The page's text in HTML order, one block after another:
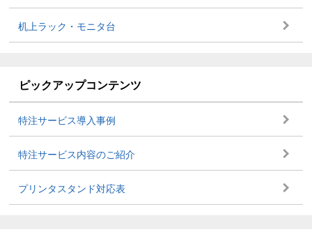
机上ラック・モニタ台
ピックアップコンテンツ
特注サービス導入事例
特注サービス内容のご紹介
プリンタスタンド対応表